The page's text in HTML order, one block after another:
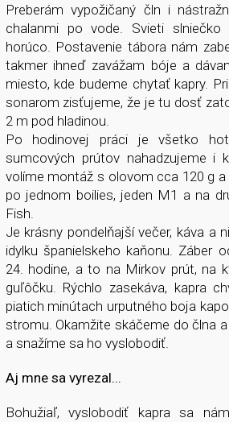
Preberám vypožičaný čln i
chalanmi po vode. Svieti
horúco. Postavenie tábora nám
takmer ihneď zavážam bóje a
miesto, kde budeme chytať kapry.
sonarom zisťujeme, že je tu dosť
2 m pod hladinou.
Po hodinovej práci je všetko
sumcových prútov nahadzujeme i
volíme montáž s olovom cca 120 g
po jednom boilies, jeden M1 a na
Fish.
Je krásny pondelňajší večer, káva a
idylku španielskeho kaňonu. Záber
24. hodine, a to na Mirkov prút, na
guľôčku. Rýchlo zasekáva, kapra
piatich minútach urputného boja
stromu. Okamžite skáčeme do člna
a snažíme sa ho vyslobodiť.
Aj mne sa vyrezal...
Bohužiaľ, vyslobodiť kapra sa